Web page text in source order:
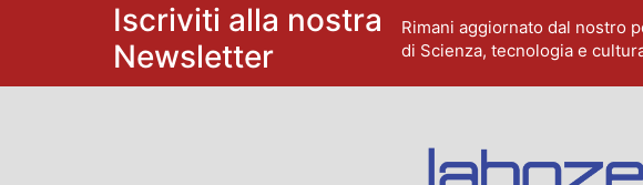
Iscriviti alla nostra
Newsletter
Rimani aggiornato dal nostro
di Scienza, tecnologia e